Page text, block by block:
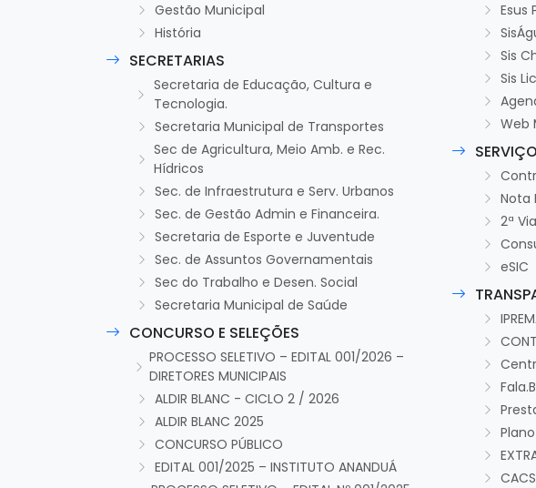
Gestão Municipal
História
SECRETARIAS
Secretaria de Educação, Cultura e
Tecnologia.
Secretaria Municipal de Transportes
Sec de Agricultura, Meio Amb. e Rec.
Hídricos
Sec. de Infraestrutura e Serv. Urbanos
Sec. de Gestão Admin e Financeira.
Secretaria de Esporte e Juventude
Sec. de Assuntos Governamentais
Sec do Trabalho e Desen. Social
Secretaria Municipal de Saúde
CONCURSO E SELEÇÕES
PROCESSO SELETIVO – EDITAL 001/2026 –
DIRETORES MUNICIPAIS
ALDIR BLANC - CICLO 2 / 2026
ALDIR BLANC 2025
CONCURSO PÚBLICO
EDITAL 001/2025 – INSTITUTO ANANDUÁ
Esus
Sis
Sis
Web
Nota
2ª
eSIC